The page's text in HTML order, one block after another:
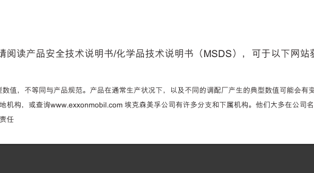
读产品安全技术说明书/化学品技术说明书（MSDS），可于以下网站
值，不等同与产品规范。产品在通常生产状况下，以及不同的调配厂产生的典型数值可能会
机构，或查询www.exxonmobil.com 埃克森美孚公司有许多分支和下属机构。他们大多在
任